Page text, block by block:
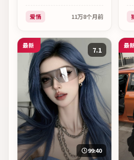
爱情｜滨口龙介｜主演妻
夫木聪、孔刘，高清在线
爱情 11万8个月前
最新
7.1
99:40
最